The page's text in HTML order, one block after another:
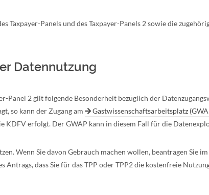
Taxpayer-Panels und des Taxpayer-Panels 2 sowie die
Datennutzung
Panel 2 gilt folgende Besonderheit bezüglich der
so kann der Zugang am Gastwissenschaftsarbeitsplatz
KDFV erfolgt. Der GWAP kann in diesem Fall für die
Wenn Sie davon Gebrauch machen wollen, beantragen Sie im
Antrags, dass Sie für das TPP oder TPP2 die kostenfreie